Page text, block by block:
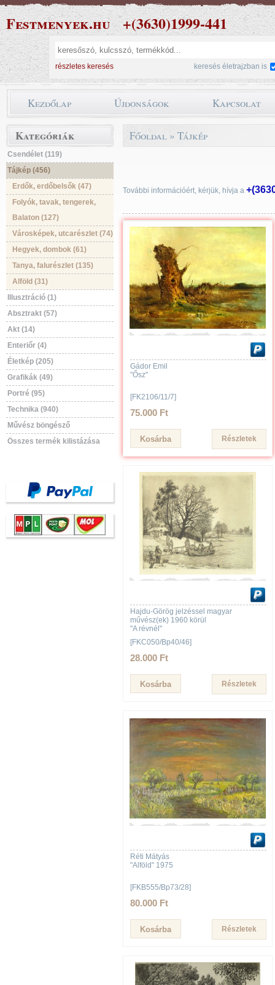
Festmenyek.hu +(3630)1999-441
részletes keresés keresés életrajzban is
Kezdőlap Újdonságok Kapcsolat
Kategóriák
Csendélet (119)
Tájkép (456)
Erdők, erdőbelsők (47)
Folyók, tavak, tengerek,
Balaton (127)
Városképek, utcarészlet (74)
Hegyek, dombok (61)
Tanya, falurészlet (135)
Alföld (31)
Illusztráció (1)
Absztrakt (57)
Akt (14)
Enteriőr (4)
Életkép (205)
Grafikák (49)
Portré (95)
Technika (940)
Művész böngésző
Összes termék kilistázása
Főoldal » Tájkép
További információért, kérjük, hívja a
Gádor Emil
"Ősz"
[FK2106/11/7]
75.000 Ft
Részletek
Hajdu-Görög jelzéssel magyar
művész(ek) 1960 körül
"A révnél"
[FKC050/Bp40/46]
28.000 Ft
Részletek
Réti Mátyás
"Alföld" 1975
[FKB555/Bp73/28]
80.000 Ft
Részletek